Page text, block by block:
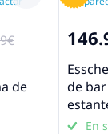
de
de
En